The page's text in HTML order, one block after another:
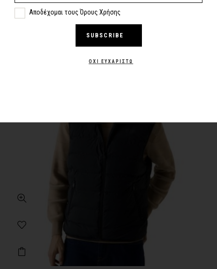
Αποδέχομαι τους Όρους Χρήσης
SUBSCRIBE
ΌΧΙ ΕΥΧΑΡΙΣΤΏ